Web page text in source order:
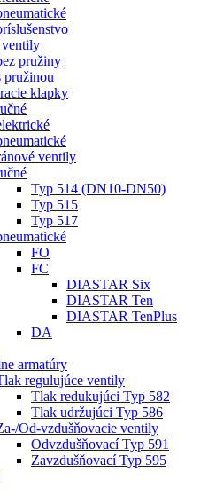
ventily
pružiny
pružinou
klapky
ventily
Typ 514 (DN10-DN50)
Typ 515
Typ 517
FO
FC
DIASTAR Six
DIASTAR Ten
DIASTAR TenPlus
DA
armatúry
regulujúce ventily
Tlak redukujúci Typ 582
Tlak udržujúci Typ 586
Od-vzdušňovacie ventily
Odvzdušňovací Typ 591
Zavzdušňovací Typ 595